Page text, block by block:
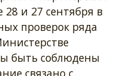
и 27 сентября в
проверок ряда
быть соблюдены
связано с